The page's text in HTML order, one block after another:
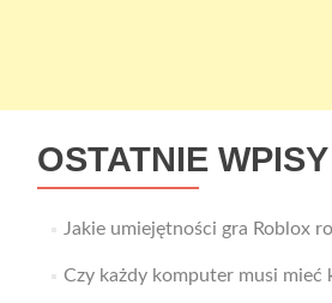
OSTATNIE WPISY
Jakie umiejętności gra Roblox
Czy każdy komputer musi mieć